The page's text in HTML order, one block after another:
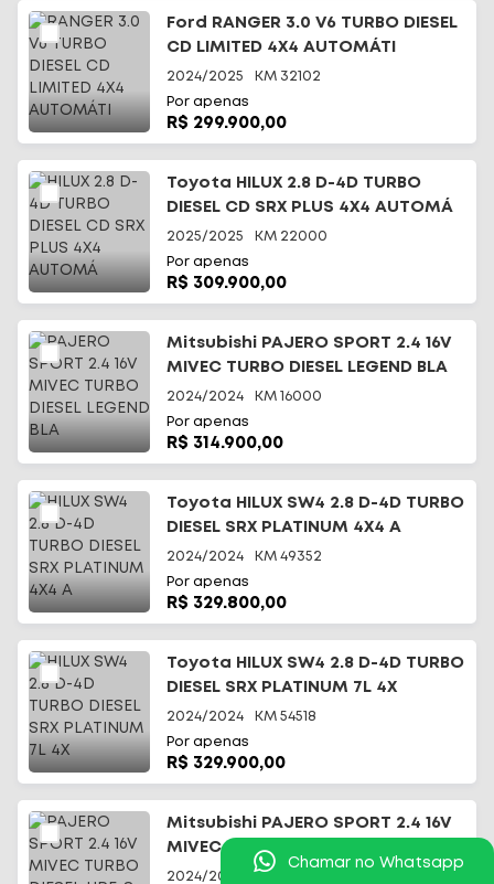
Ford RANGER 3.0 V6 TURBO DIESEL
CD LIMITED 4X4 AUTOMÁTI
2024/2025 KM 32102
Por apenas
R$ 299.900,00
Toyota HILUX 2.8 D-4D TURBO
DIESEL CD SRX PLUS 4X4 AUTOMÁ
2025/2025 KM 22000
Por apenas
R$ 309.900,00
Mitsubishi PAJERO SPORT 2.4 16V
MIVEC TURBO DIESEL LEGEND BLA
2024/2024 KM 16000
Por apenas
R$ 314.900,00
Toyota HILUX SW4 2.8 D-4D TURBO
DIESEL SRX PLATINUM 4X4 A
2024/2024 KM 49352
Por apenas
R$ 329.800,00
Toyota HILUX SW4 2.8 D-4D TURBO
DIESEL SRX PLATINUM 7L 4X
2024/2024 KM 54518
Por apenas
R$ 329.900,00
Mitsubishi PAJERO SPORT 2.4 16V
MIVEC TURBO DIESEL HPE-S AWD
2024/2025
Chamar no Whatsapp